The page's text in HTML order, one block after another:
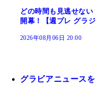
どの時間も見逃せな
開幕！【週プレ グラジ
2026年08月06日 20:00
グラビアニュース